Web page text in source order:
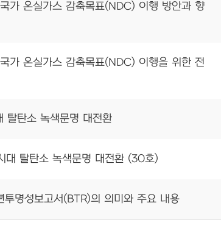
가 온실가스 감축목표(NDC) 이행 방안과 향
가 온실가스 감축목표(NDC) 이행을 위한 전
탈탄소 녹색문명 대전환
대 탈탄소 녹색문명 대전환 (30호)
명성보고서(BTR)의 의미와 주요 내용